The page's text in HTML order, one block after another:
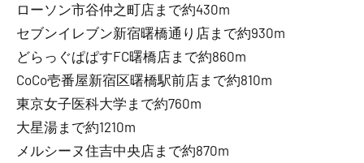
ローソン市谷仲之町店まで約430m
セブンイレブン新宿曙橋通り店まで約930m
どらっぐぱぱすFC曙橋店まで約860m
CoCo壱番屋新宿区曙橋駅前店まで約810m
東京女子医科大学まで約760m
大星湯まで約1210m
メルシーヌ住吉中央店まで約870m